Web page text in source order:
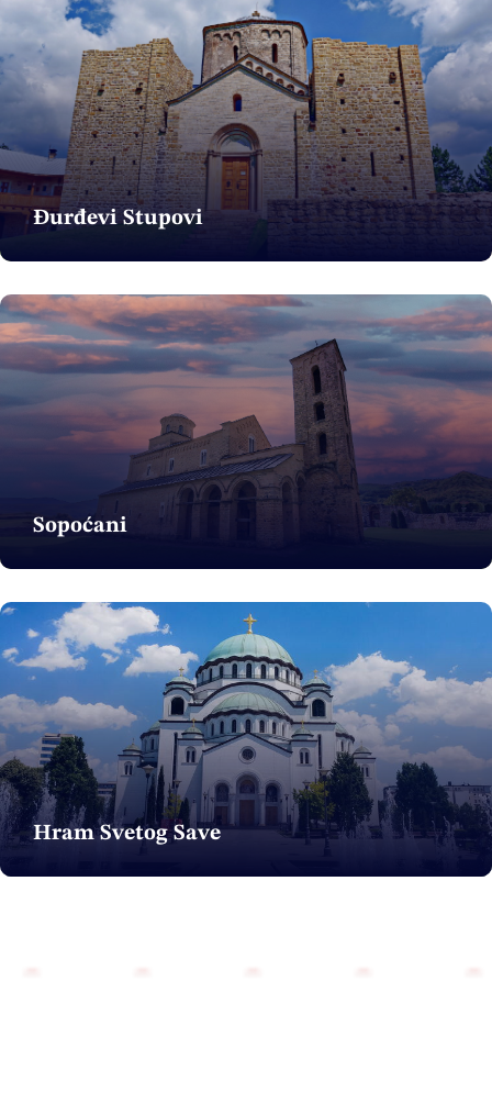
Đurđevi Stupovi
Sopoćani
Hram Svetog Save